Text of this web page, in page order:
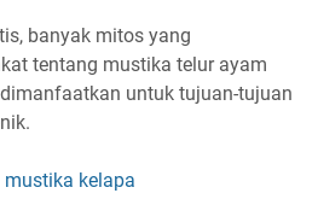
banyak mitos yang
tentang mustika telur ayam
untuk tujuan-tujuan
kelapa